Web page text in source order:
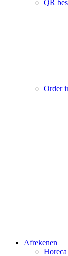
QR
Order
Afrekenen
Horeca